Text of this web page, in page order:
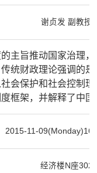
谢贞发 副教授
主旨推动国家治理
统财政理论强调的
会保护和社会控制
框架，并解释了中国
2015-11-
经济楼N座302